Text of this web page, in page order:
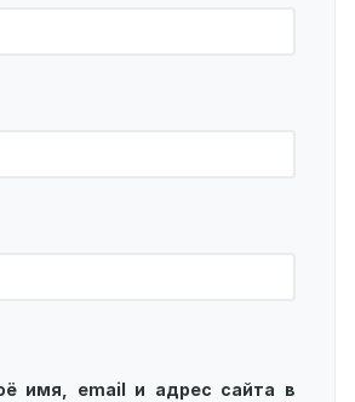
имя, email и адрес сайта в